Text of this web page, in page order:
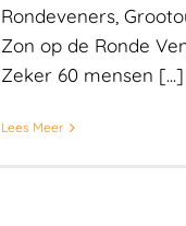
Rondeveners,
Zon op de Ronde
Zeker 60 mensen [...]
Lees Meer